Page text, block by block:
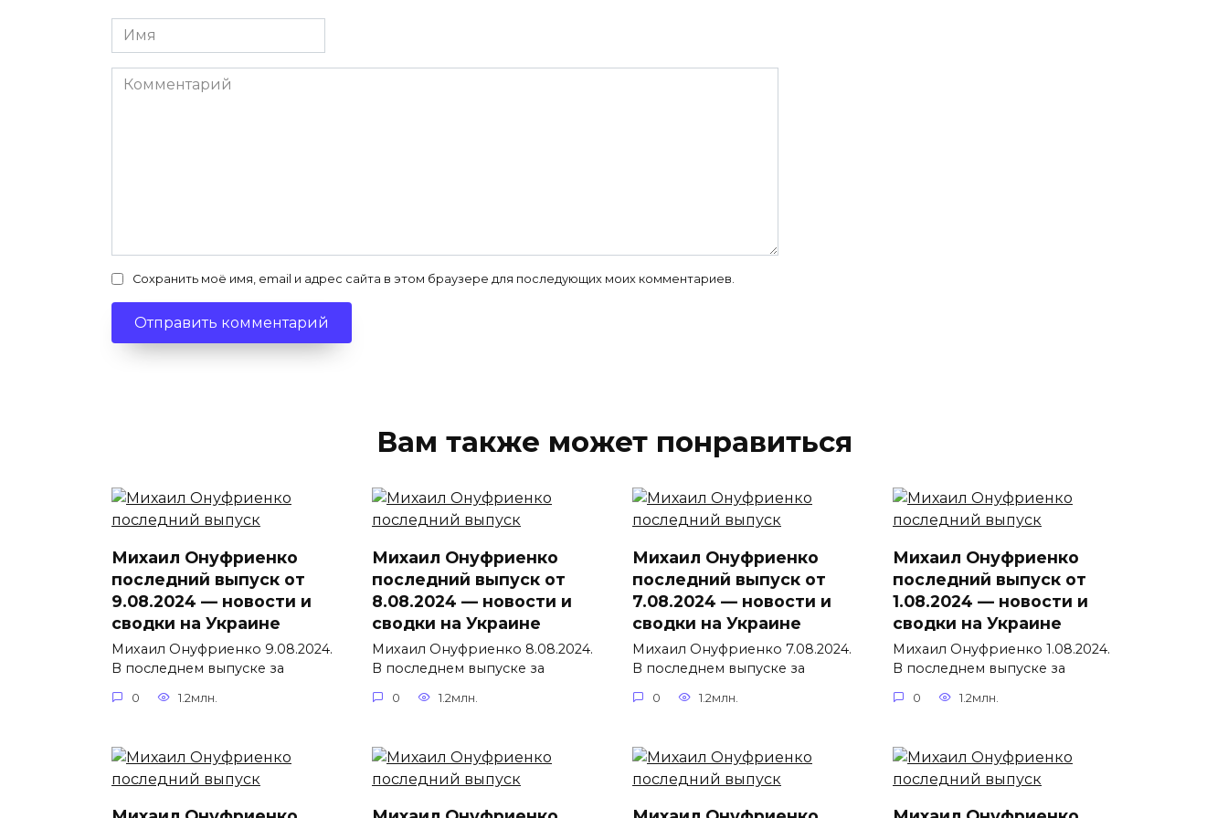
Имя
*
Комментарий
Сохранить моё имя, email и адрес сайта в этом браузере для последующих моих комментариев.
Вам также может понравиться
Михаил Онуфриенко
последний выпуск от
9.08.2024 — новости и
сводки на Украине
Михаил Онуфриенко 9.08.2024.
В последнем выпуске за
0 1.2млн.
Михаил Онуфриенко
последний выпуск от
8.08.2024 — новости и
сводки на Украине
Михаил Онуфриенко 8.08.2024.
В последнем выпуске за
0 1.2млн.
Михаил Онуфриенко
последний выпуск от
7.08.2024 — новости и
сводки на Украине
Михаил Онуфриенко 7.08.2024.
В последнем выпуске за
0 1.2млн.
Михаил Онуфриенко
последний выпуск от
1.08.2024 — новости и
сводки на Украине
Михаил Онуфриенко 1.08.2024.
В последнем выпуске за
0 1.2млн.